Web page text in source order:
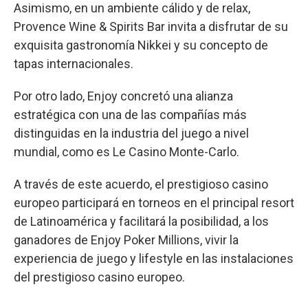
Asimismo, en un ambiente cálido y de relax,
Provence Wine & Spirits Bar invita a disfrutar de su
exquisita gastronomía Nikkei y su concepto de
tapas internacionales.
Por otro lado, Enjoy concretó una alianza
estratégica con una de las compañías más
distinguidas en la industria del juego a nivel
mundial, como es Le Casino Monte-Carlo.
A través de este acuerdo, el prestigioso casino
europeo participará en torneos en el principal resort
de Latinoamérica y facilitará la posibilidad, a los
ganadores de Enjoy Poker Millions, vivir la
experiencia de juego y lifestyle en las instalaciones
del prestigioso casino europeo.